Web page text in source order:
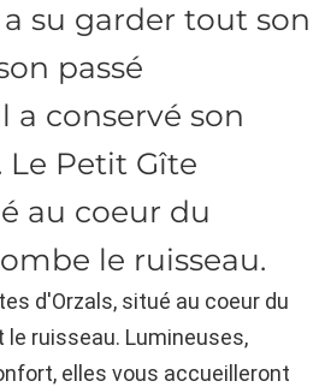
a su garder tout son
passé
a conservé son
Petit Gîte
au coeur du
le ruisseau.
d'Orzals, situé au coeur du
le ruisseau. Lumineuses,
elles vous accueilleront